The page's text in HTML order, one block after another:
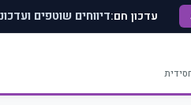
עדכון חם:דיווחים שוטפים